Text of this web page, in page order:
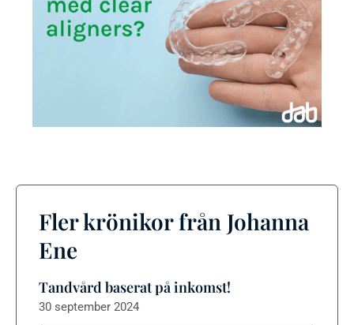
Fler krönikor från Johanna
Ene
Tandvård baserat på inkomst!
30 september 2024